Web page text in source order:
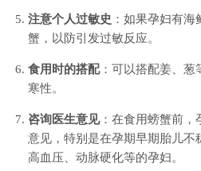
注意个人过敏史 ：如果孕妇有
蟹，以防引发过敏反应。
食用时的搭配：可以搭配姜、葱
寒性。
咨询医生意见：在食用螃蟹前，
意见，特别是在孕期早期胎儿不
高血压、动脉硬化等的孕妇。